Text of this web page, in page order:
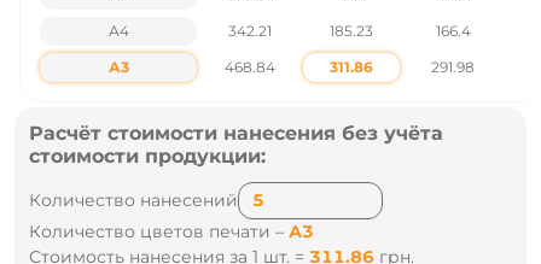
А4
342.21 185.23 166.4
А3
468.84 311.86 291.98
Расчёт стоимости нанесения без учёта
стоимости продукции:
Количество нанесений
Количество цветов печати – А3
Стоимость нанесения за 1 шт. = 311.86 грн.